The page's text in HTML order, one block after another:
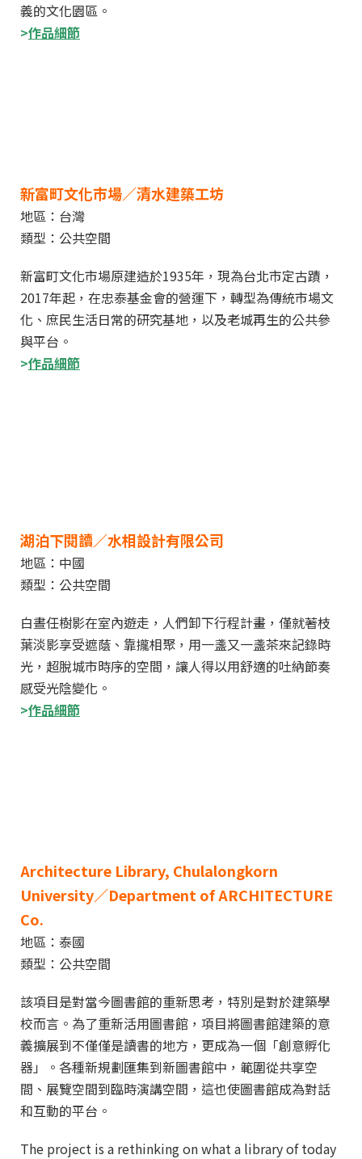
義的文化園區。
>作品細節
新富町文化市場／清水建築工坊
地區：台灣
類型：公共空間
新富町文化市場原建造於1935年，現為台北市定古蹟，
2017年起，在忠泰基金會的營運下，轉型為傳統市場文
化、庶民生活日常的研究基地，以及老城再生的公共參
與平台。
>作品細節
湖泊下閱讀／水相設計有限公司
地區：中國
類型：公共空間
白晝任樹影在室內遊走，人們卸下行程計畫，僅就著枝
葉淡影享受遮蔭、靠攏相聚，用一盞又一盞茶來記錄時
光，超脫城市時序的空間，讓人得以用舒適的吐納節奏
感受光陰變化。
>作品細節
Architecture Library, Chulalongkorn
University／Department of ARCHITECTURE
Co.
地區：泰國
類型：公共空間
該項目是對當今圖書館的重新思考，特別是對於建築學
校而言。為了重新活用圖書館，項目將圖書館建築的意
義擴展到不僅僅是讀書的地方，更成為一個「創意孵化
器」。各種新規劃匯集到新圖書館中，範圍從共享空
間、展覽空間到臨時演講空間，這也使圖書館成為對話
和互動的平台。
The project is a rethinking on what a library of today